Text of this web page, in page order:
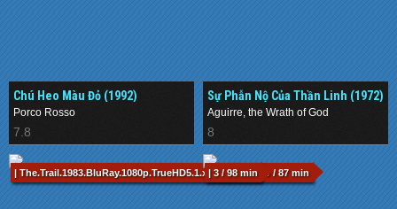
Chú Heo Màu Đỏ (1992)
Porco Rosso
7.8
Sự Phẫn Nộ Của Thần Linh (1972)
Aguirre, the Wrath of God
8
| The.Trail.1983.BluRay.1080p.TrueHD5.1.x264-CHD.mkv / 87 min
| 3 / 98 min